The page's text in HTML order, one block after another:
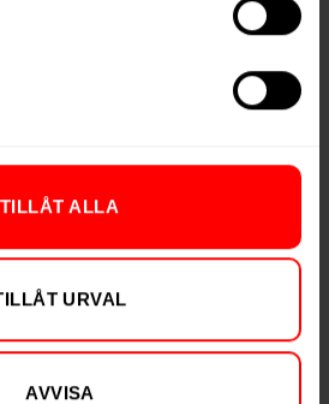
TILLÅT ALLA
URVAL
AVVISA
Après Blueberry
299,90 kr